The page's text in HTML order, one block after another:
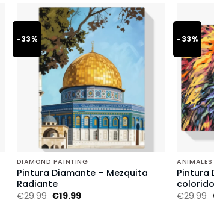
-33%
DIAMOND PAINTING
Pintura Diamante – Mezquita
Radiante
€29.99 €19.99
-33%
ANIMALES
Pintura
colorido
€29.99